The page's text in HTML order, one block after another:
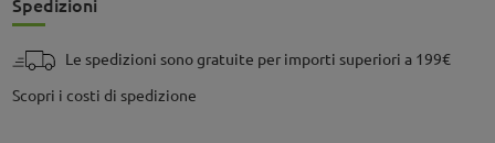
Le spedizioni sono gratuite per importi superiori a 199€
Scopri i costi di spedizione